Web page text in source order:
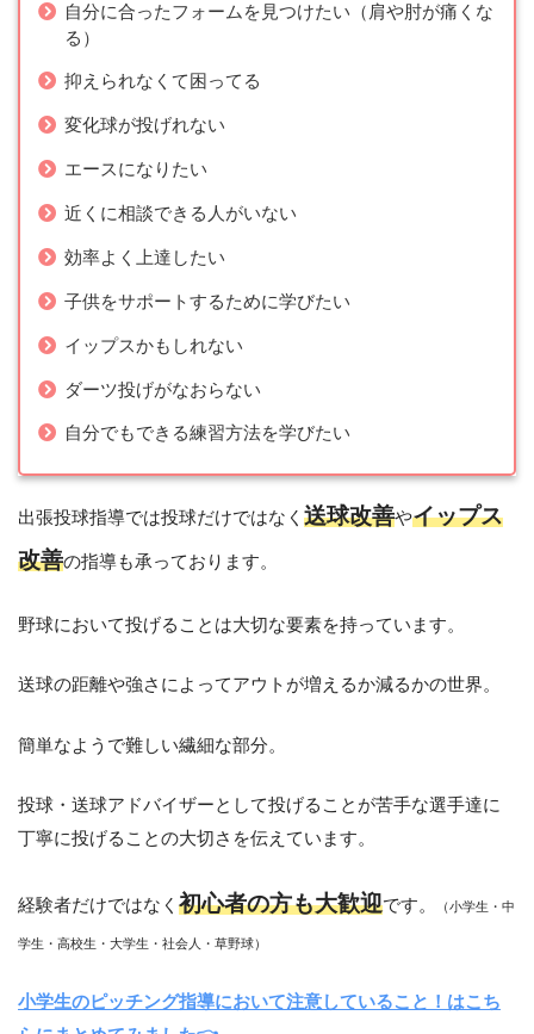
自分に合ったフォームを見つけたい（肩や肘が痛くな
る）
抑えられなくて困ってる
変化球が投げれない
エースになりたい
近くに相談できる人がいない
効率よく上達したい
子供をサポートするために学びたい
イップスかもしれない
ダーツ投げがなおらない
自分でもできる練習方法を学びたい
出張投球指導では投球だけではなく 送球改善やイップス
改善の指導も承っております。
野球において投げることは大切な要素を持っています。
送球の距離や強さによってアウトが増えるか減るかの世界。
簡単なようで難しい繊細な部分。
投球・送球アドバイザーとして投げることが苦手な選手達に
丁寧に投げることの大切さを伝えています。
経験者だけではなく 初心者の方も大歓迎です。 （小学生・中
学生・高校生・大学生・社会人・草野球）
小学生のピッチング指導において注意していること！はこち